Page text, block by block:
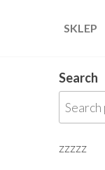
SKLEP
Search
zzzzz